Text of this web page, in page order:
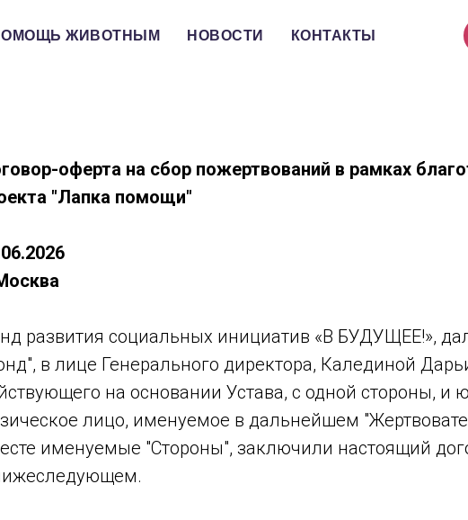
ЖИВОТНЫМ НОВОСТИ КОНТАКТЫ
оферта на сбор пожертвований в рамках
"Лапка помощи"
развития социальных инициатив «В БУДУЩЕЕ!»,
в лице Генерального директора, Калединой
на основании Устава, с одной стороны, и
лицо, именуемое в дальнейшем
именуемые "Стороны", заключили настоящий